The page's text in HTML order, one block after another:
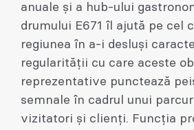
anuale și a hub-ului
drumului E671 îl ajută pe cel
regiunea în a-i desluși
regularității cu care aceste
reprezentative punctează
semnale în cadrul unui
vizitatori și clienți. Funcția